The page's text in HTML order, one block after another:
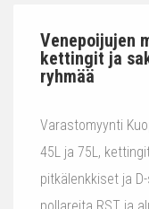
Venepoijujen
kettingit ja
ryhmää
Varastomyynti
45L ja 75L,
pitkälenkkiset ja